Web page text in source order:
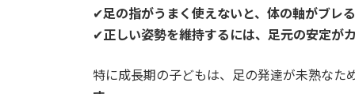
✔足の指がうまく使えないと、体の軸がブレる
✔正しい姿勢を維持するには、足元の安定が
特に成長期の子どもは、足の発達が未熟なた